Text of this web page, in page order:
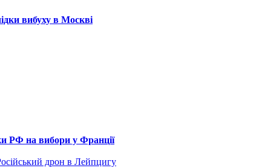
вибуху в Москві
РФ на вибори у Франції
дрон в Лейпцигу